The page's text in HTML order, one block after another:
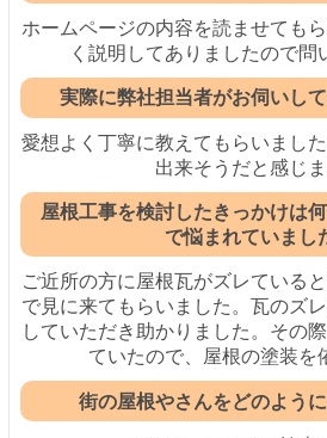
ホームページの内容を読ませても
く説明してありましたので問
実際に弊社担当者がお伺いし
愛想よく丁寧に教えてもらいまし
出来そうだと感じま
屋根工事を検討したきっかけは
で悩まれていまし
ご近所の方に屋根瓦がズレている
で見に来てもらいました。瓦のズ
していただき助かりました。その
ていたので、屋根の塗装を
街の屋根やさんをどのよう